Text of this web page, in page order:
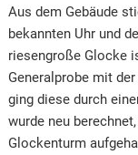
Aus dem Gebäude
bekannten Uhr und
riesengroße Glocke
Generalprobe mit
ging diese durch
wurde neu
Glockenturm